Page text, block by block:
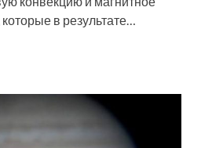
в результате…